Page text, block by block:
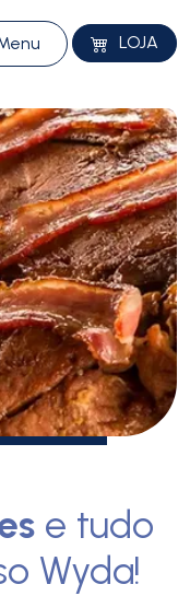
LOJA
e tudo
Wyda!